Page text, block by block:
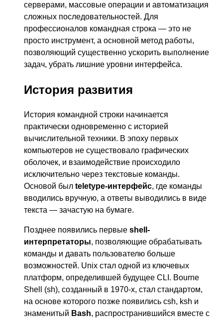
серверами, массовые операции и автоматизация
сложных последовательностей. Для
профессионалов командная строка — это не
просто инструмент, а основной метод работы,
позволяющий существенно ускорить выполнение
задач, убрать лишние уровни интерфейса.
История развития
История командной строки начинается
практически одновременно с историей
вычислительной техники. В эпоху первых
компьютеров не существовало графических
оболочек, и взаимодействие происходило
исключительно через текстовые команды.
Основой был teletype-интерфейс, где команды
вводились вручную, а ответы выводились в виде
текста — зачастую на бумаге.
Позднее появились первые shell-
интерпретаторы, позволяющие обрабатывать
команды и давать пользователю больше
возможностей. Unix стал одной из ключевых
платформ, определившей будущее CLI. Bourne
Shell (sh), созданный в 1970-х, стал стандартом,
на основе которого позже появились csh, ksh и
знаменитый Bash, распространившийся вместе с